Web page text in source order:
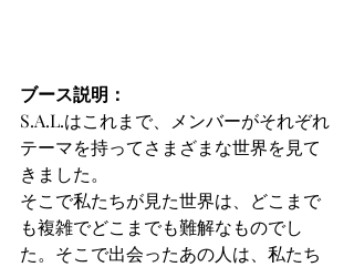
ブース説明：
S.A.L.はこれまで、メンバーがそれぞれ
テーマを持ってさまざまな世界を見て
きました。
そこで私たちが見た世界は、どこまで
も複雑でどこまでも難解なものでし
た。そこで出会ったあの人は、私たち